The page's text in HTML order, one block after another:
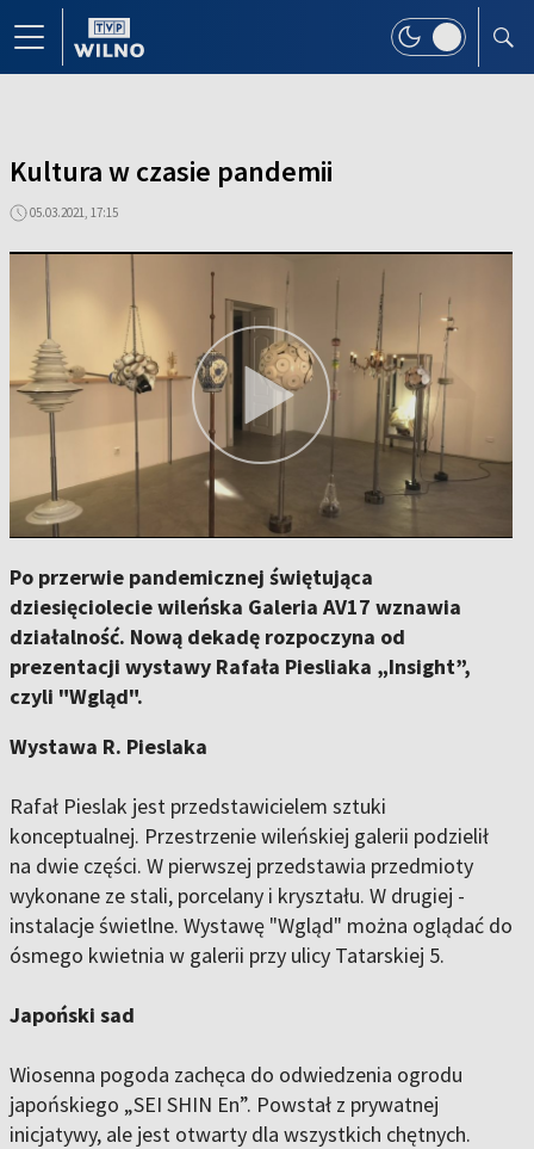
Kultura w czasie pandemii
05.03.2021, 17:15
Po przerwie pandemicznej świętująca
dziesięciolecie wileńska Galeria AV17 wznawia
działalność. Nową dekadę rozpoczyna od
prezentacji wystawy Rafała Piesliaka „Insight”,
czyli "Wgląd".
Wystawa R. Pieslaka
Rafał Pieslak jest przedstawicielem sztuki
konceptualnej. Przestrzenie wileńskiej galerii podzielił
na dwie części. W pierwszej przedstawia przedmioty
wykonane ze stali, porcelany i kryształu. W drugiej -
instalacje świetlne. Wystawę "Wgląd" można oglądać do
ósmego kwietnia w galerii przy ulicy Tatarskiej 5.
Japoński sad
Wiosenna pogoda zachęca do odwiedzenia ogrodu
japońskiego „SEI SHIN En”. Powstał z prywatnej
inicjatywy, ale jest otwarty dla wszystkich chętnych.